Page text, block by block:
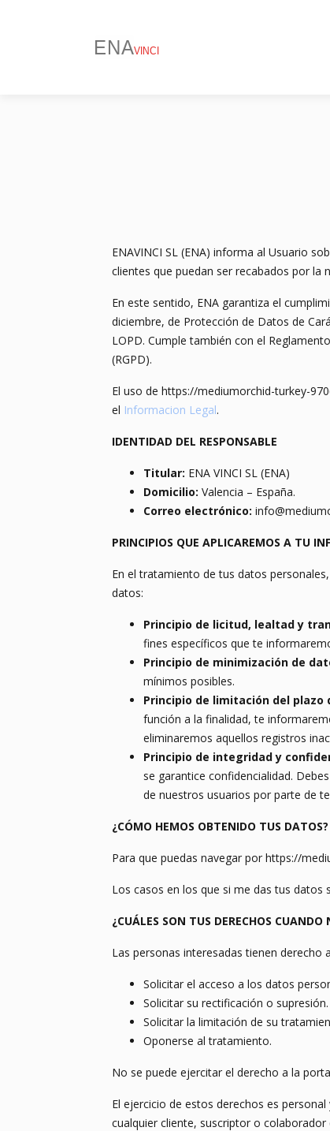
ENAVINCI SL (ENA) informa al Usuario
clientes que puedan ser recabados por
En este sentido, ENA garantiza el
diciembre, de Protección de Datos de
LOPD. Cumple también con el
(RGPD).
El uso de https://mediumorchid-turkey-
el Informacion Legal.
IDENTIDAD DEL RESPONSABLE
Titular: ENA VINCI SL (ENA)
Domicilio: Valencia – España.
Correo electrónico:
PRINCIPIOS QUE APLICAREMOS A TU
En el tratamiento de tus datos
datos:
Principio de licitud, lealtad y
fines específicos que te
Principio de minimización de
mínimos posibles.
Principio de limitación del plazo
función a la finalidad, te
eliminaremos aquellos registros
Principio de integridad y
se garantice confidencialidad.
de nuestros usuarios por parte de
¿CÓMO HEMOS OBTENIDO TUS DATOS?
Para que puedas navegar por https://
Los casos en los que si me das tus datos
¿CUÁLES SON TUS DERECHOS
Las personas interesadas tienen derecho
Solicitar el acceso a los datos
Solicitar su rectificación o supresión.
Solicitar la limitación de su
Oponerse al tratamiento.
No se puede ejercitar el derecho a la
El ejercicio de estos derechos es
cualquier cliente, suscriptor o